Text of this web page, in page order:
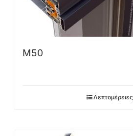
Μ50
Λεπτομέρειες